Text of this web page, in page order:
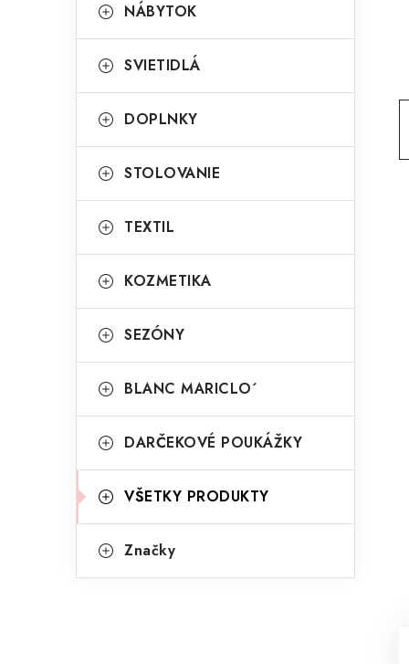
a
n
l
i
NÁBYTOK
SVIETIDLÁ
DOPLNKY
STOLOVANIE
TEXTIL
KOZMETIKA
SEZÓNY
BLANC MARICLO´
DARČEKOVÉ POUKÁŽKY
VŠETKY PRODUKTY
Značky